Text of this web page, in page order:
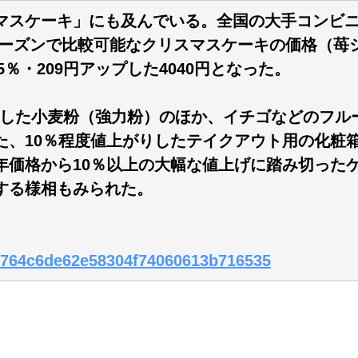
ケーキ」にも及んでいる。全国の大手コンビ
ズンで比較可能なクリスマスケーキの価格（
・209円アップした4040円となった。
小麦粉（強力粉）のほか、イチゴなどのフル
10％程度値上がりしたテイクアウト用の化粧
格から10％以上の大幅な値上げに踏み切った
様相もみられた。